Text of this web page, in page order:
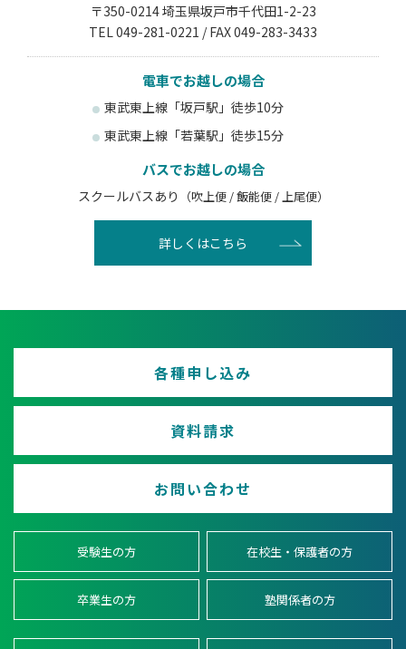
〒350-0214 埼玉県坂戸市千代田1-2-23
TEL 049-281-0221 / FAX 049-283-3433
電車でお越しの場合
東武東上線「坂戸駅」徒歩10分
東武東上線「若葉駅」徒歩15分
バスでお越しの場合
スクールバスあり （吹上便 / 飯能便 / 上尾便）
詳しくはこちら
各種申し込み
資料請求
お問い合わせ
受験生の方 在校生・保護者の方
卒業生の方 塾関係者の方